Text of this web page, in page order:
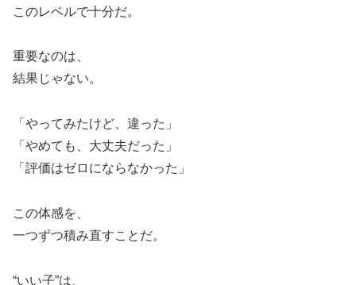
このレベルで十分だ。
重要なのは、
結果じゃない。
「やってみたけど、違った」
「やめても、大丈夫だった」
「評価はゼロにならなかった」
この体感を、
一つずつ積み直すことだ。
“いい子”は、